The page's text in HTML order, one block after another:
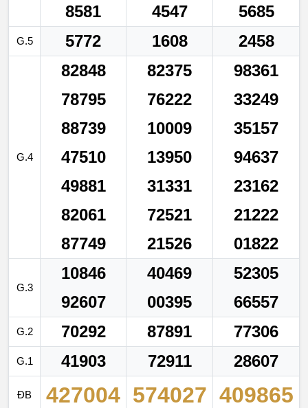
8581
4547 5685
G.5 5772 1608 2458
G.4
82848 82375
98361
78795
76222
33249
88739
10009
35157
47510
13950
94637
49881
31331
23162
82061
72521
21222
87749
21526 01822
G.3
10846 40469
52305
92607
00395 66557
G.2 70292 87891 77306
G.1 41903 72911 28607
ĐB 427004 574027 409865